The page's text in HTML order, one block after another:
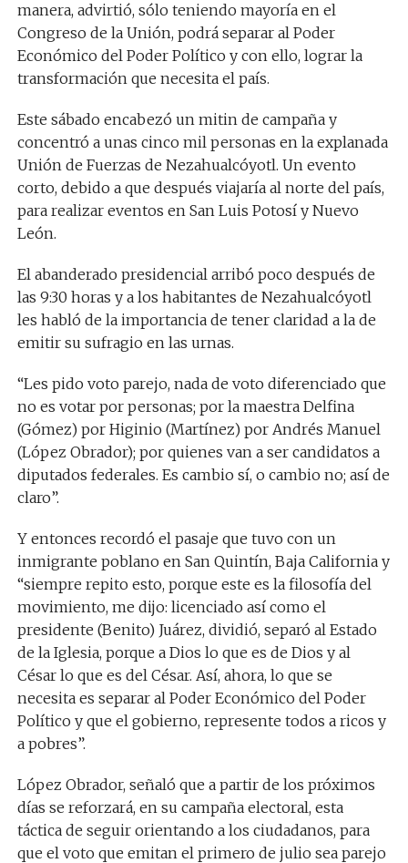
manera, advirtió, sólo teniendo mayoría en el
Congreso de la Unión, podrá separar al Poder
Económico del Poder Político y con ello, lograr la
transformación que necesita el país.
Este sábado encabezó un mitin de campaña y
concentró a unas cinco mil personas en la explanada
Unión de Fuerzas de Nezahualcóyotl. Un evento
corto, debido a que después viajaría al norte del país,
para realizar eventos en San Luis Potosí y Nuevo
León.
El abanderado presidencial arribó poco después de
las 9:30 horas y a los habitantes de Nezahualcóyotl
les habló de la importancia de tener claridad a la de
emitir su sufragio en las urnas.
“Les pido voto parejo, nada de voto diferenciado que
no es votar por personas; por la maestra Delfina
(Gómez) por Higinio (Martínez) por Andrés Manuel
(López Obrador); por quienes van a ser candidatos a
diputados federales. Es cambio sí, o cambio no; así de
claro”.
Y entonces recordó el pasaje que tuvo con un
inmigrante poblano en San Quintín, Baja California y
“siempre repito esto, porque este es la filosofía del
movimiento, me dijo: licenciado así como el
presidente (Benito) Juárez, dividió, separó al Estado
de la Iglesia, porque a Dios lo que es de Dios y al
César lo que es del César. Así, ahora, lo que se
necesita es separar al Poder Económico del Poder
Político y que el gobierno, represente todos a ricos y
a pobres”.
López Obrador, señaló que a partir de los próximos
días se reforzará, en su campaña electoral, esta
táctica de seguir orientando a los ciudadanos, para
que el voto que emitan el primero de julio sea parejo